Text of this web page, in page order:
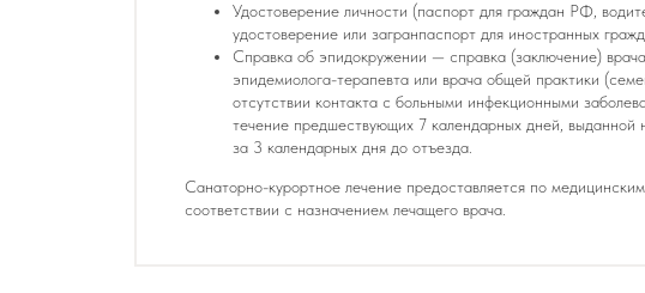
Удостоверение личности (паспорт для граждан РФ,
удостоверение или загранпаспорт для иностранных
Справка об эпидокружении — справка (заключение)
эпидемиолога-терапевта или врача общей практики
отсутствии контакта с больными инфекционными
течение предшествующих 7 календарных дней, выданной
за 3 календарных дня до отъезда.
Санаторно-курортное лечение предоставляется по
соответствии с назначением лечащего врача.